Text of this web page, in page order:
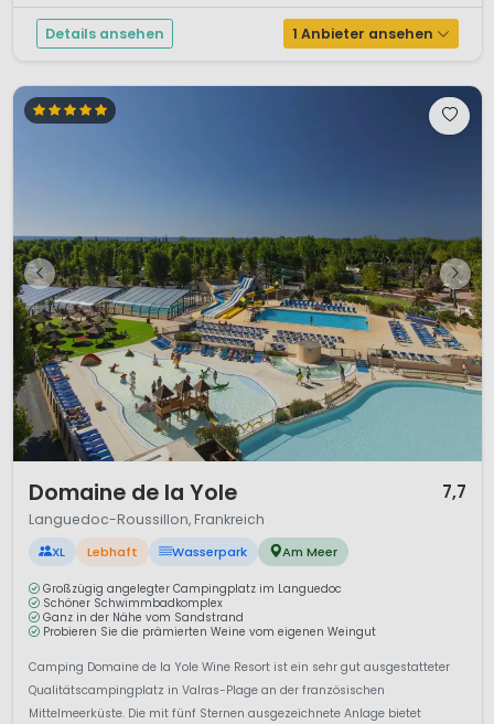
Details ansehen 1 Anbieter ansehen
Domaine de la Yole 7,7
Languedoc-Roussillon, Frankreich
XL Lebhaft Wasserpark Am Meer
Großzügig angelegter Campingplatz im Languedoc
Schöner Schwimmbadkomplex
Ganz in der Nähe vom Sandstrand
Probieren Sie die prämierten Weine vom eigenen Weingut
Camping Domaine de la Yole Wine Resort ist ein sehr gut ausgestatteter
Qualitätscampingplatz in Valras-Plage an der französischen
Mittelmeerküste. Die mit fünf Sternen ausgezeichnete Anlage bietet